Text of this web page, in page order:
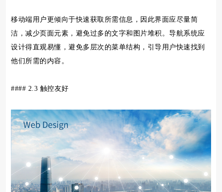
移动端用户更倾向于快速获取所需信息，因此界面应尽量简
洁，减少页面元素，避免过多的文字和图片堆积。导航系统应
设计得直观易懂，避免多层次的菜单结构，引导用户快速找到
他们所需的内容。
#### 2.3 触控友好